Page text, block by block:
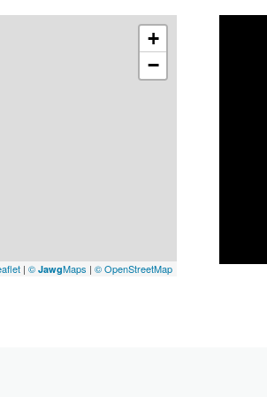
+
−
| © JawgMaps | © OpenStreetMap